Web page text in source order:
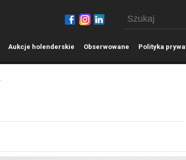
Aukcje holenderskie Obserwowane Polityka